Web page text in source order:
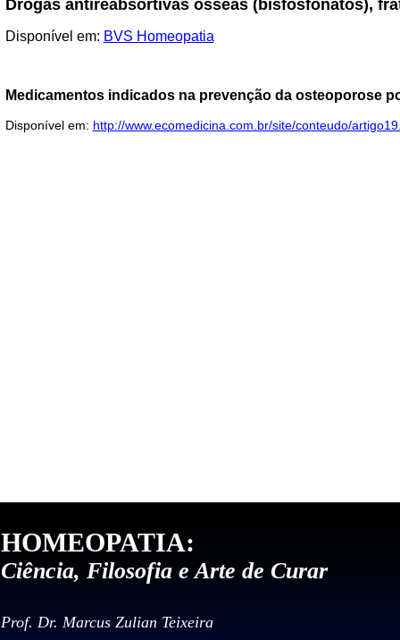
Drogas antireabsortivas ósseas (bisfosfonatos),
Disponível em: BVS Homeopatia
Medicamentos indicados na prevenção da osteoporose
Disponível em: http://www.ecomedicina.com.br/site/conteudo/
HOMEOPATIA:
Ciência, Filosofia e Arte de Curar
Prof. Dr. Marcus Zulian Teixeira